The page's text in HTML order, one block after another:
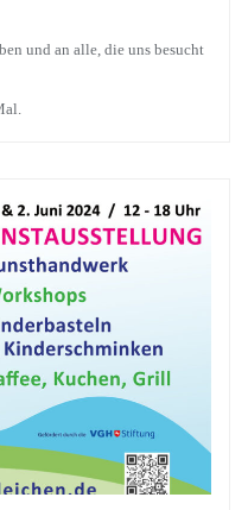
und an alle, die uns besucht